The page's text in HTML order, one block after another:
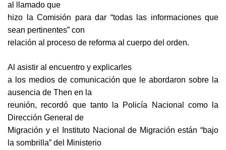
al llamado que
hizo la Comisión para dar “todas las informaciones que
sean pertinentes” con
relación al proceso de reforma al cuerpo del orden.
Al asistir al encuentro y explicarles
a los medios de comunicación que le abordaron sobre la
ausencia de Then en la
reunión, recordó que tanto la Policía Nacional como la
Dirección General de
Migración y el Instituto Nacional de Migración están “bajo
la sombrilla” del Ministerio